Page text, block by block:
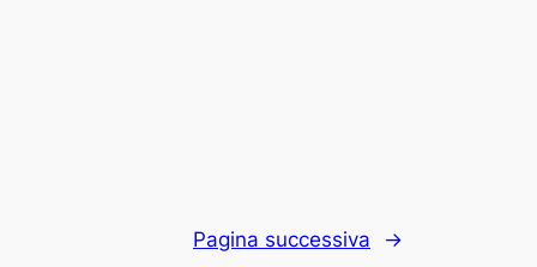
Pagina successiva →